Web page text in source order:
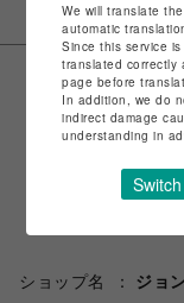
ショップ名
ジョ
We will translate
automatic
Since this service
translated correctly
page before
In addition, we do
indirect damage
understanding in